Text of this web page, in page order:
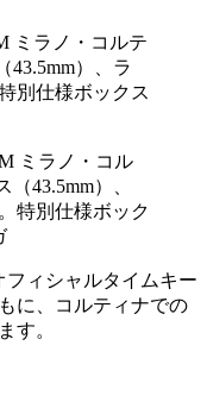
ミラノ・コル
43.5mm）、
特別仕様ボック
フィシャルタイムキー
に、コルティナでの
す。